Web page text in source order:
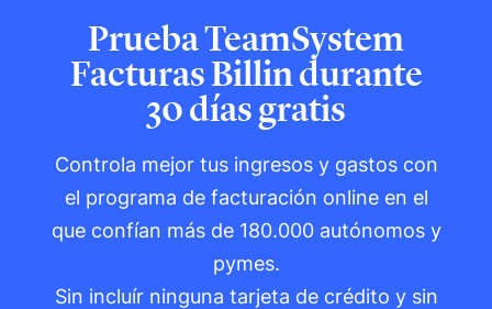
Prueba TeamSystem
Facturas Billin durante
30 días gratis
Controla mejor tus ingresos y gastos con
el programa de facturación online en el
que confían más de 180.000 autónomos y
pymes.
Sin incluír ninguna tarjeta de crédito y sin